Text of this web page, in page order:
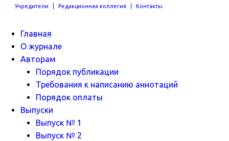
Учредители Редакционная коллегия Контакты
Главная
О журнале
Авторам
Порядок публикации
Требования к написанию аннотаций
Порядок оплаты
Выпуски
Выпуск № 1
Выпуск № 2